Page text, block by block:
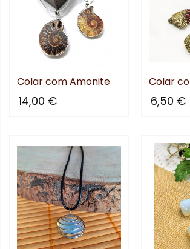
Colar com Amonite
14,00 € 6,50 €